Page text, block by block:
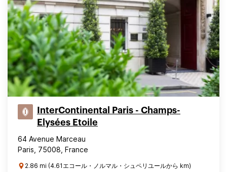
InterContinental Paris - Champs-
Elysées Etoile
64 Avenue Marceau
Paris, 75008, France
2.86 mi (4.61エコール・ノルマル・シュペリユールから km)